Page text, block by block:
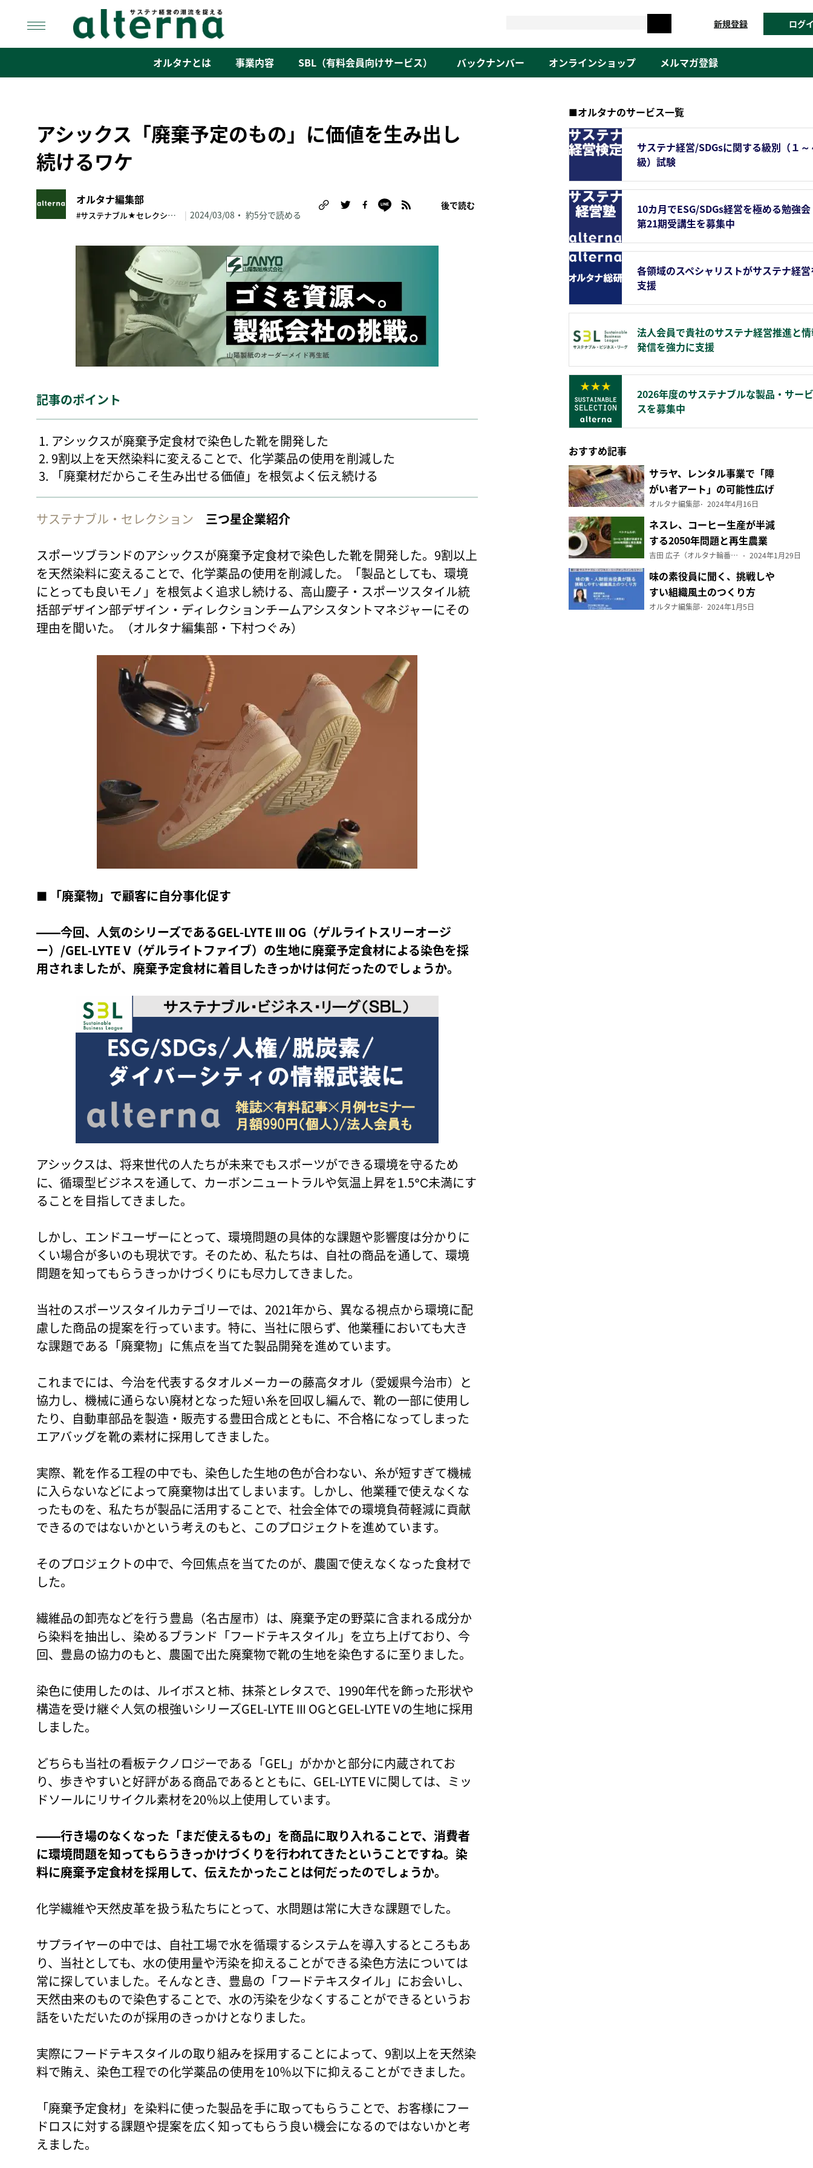
content
新規登録 ログ
オルタナとは 事業内容 SBL（有料会員向けサービス） バックナンバー オンラインショップ メルマガ登録
アシックス「廃棄予定のもの」に価値を生み出し
続けるワケ
オルタナ編集部
#サステナブル★セレクション | 2024/03/08 約5分で読める
後で読む
記事のポイント
アシックスが廃棄予定食材で染色した靴を開発した
9割以上を天然染料に変えることで、化学薬品の使用を削減した
「廃棄材だからこそ生み出せる価値」を根気よく伝え続ける
サステナブル・セレクション 三つ星企業紹介
スポーツブランドのアシックスが廃棄予定食材で染色した靴を開発した。9割以上
を天然染料に変えることで、化学薬品の使用を削減した。「製品としても、環境
にとっても良いモノ」を根気よく追求し続ける、高山慶子・スポーツスタイル統
括部デザイン部デザイン・ディレクションチームアシスタントマネジャーにその
理由を聞いた。（オルタナ編集部・下村つぐみ）
■ 「廃棄物」で顧客に自分事化促す
――今回、人気のシリーズであるGEL-LYTE Ⅲ OG（ゲルライトスリーオージ
ー）/GEL-LYTE V（ゲルライトファイブ）の生地に廃棄予定食材による染色を採
用されましたが、廃棄予定食材に着目したきっかけは何だったのでしょうか。
アシックスは、将来世代の人たちが未来でもスポーツができる環境を守るため
に、循環型ビジネスを通して、カーボンニュートラルや気温上昇を1.5℃未満にす
ることを目指してきました。
しかし、エンドユーザーにとって、環境問題の具体的な課題や影響度は分かりに
くい場合が多いのも現状です。そのため、私たちは、自社の商品を通して、環境
問題を知ってもらうきっかけづくりにも尽力してきました。
当社のスポーツスタイルカテゴリーでは、2021年から、異なる視点から環境に配
慮した商品の提案を行っています。特に、当社に限らず、他業種においても大き
な課題である「廃棄物」に焦点を当てた製品開発を進めています。
これまでには、今治を代表するタオルメーカーの藤高タオル（愛媛県今治市）と
協力し、機械に通らない廃材となった短い糸を回収し編んで、靴の一部に使用し
たり、自動車部品を製造・販売する豊田合成とともに、不合格になってしまった
エアバッグを靴の素材に採用してきました。
実際、靴を作る工程の中でも、染色した生地の色が合わない、糸が短すぎて機械
に入らないなどによって廃棄物は出てしまいます。しかし、他業種で使えなくな
ったものを、私たちが製品に活用することで、社会全体での環境負荷軽減に貢献
できるのではないかという考えのもと、このプロジェクトを進めています。
そのプロジェクトの中で、今回焦点を当てたのが、農園で使えなくなった食材で
した。
繊維品の卸売などを行う豊島（名古屋市）は、廃棄予定の野菜に含まれる成分か
ら染料を抽出し、染めるブランド「フードテキスタイル」を立ち上げており、今
回、豊島の協力のもと、農園で出た廃棄物で靴の生地を染色するに至りました。
染色に使用したのは、ルイボスと柿、抹茶とレタスで、1990年代を飾った形状や
構造を受け継ぐ人気の根強いシリーズGEL-LYTE Ⅲ OGとGEL-LYTE Vの生地に採用
しました。
どちらも当社の看板テクノロジーである「GEL」がかかと部分に内蔵されてお
り、歩きやすいと好評がある商品であるとともに、GEL-LYTE Vに関しては、ミッ
ドソールにリサイクル素材を20％以上使用しています。
――行き場のなくなった「まだ使えるもの」を商品に取り入れることで、消費者
に環境問題を知ってもらうきっかけづくりを行われてきたということですね。染
料に廃棄予定食材を採用して、伝えたかったことは何だったのでしょうか。
化学繊維や天然皮革を扱う私たちにとって、水問題は常に大きな課題でした。
サプライヤーの中では、自社工場で水を循環するシステムを導入するところもあ
り、当社としても、水の使用量や汚染を抑えることができる染色方法については
常に探していました。そんなとき、豊島の「フードテキスタイル」にお会いし、
天然由来のもので染色することで、水の汚染を少なくすることができるというお
話をいただいたのが採用のきっかけとなりました。
実際にフードテキスタイルの取り組みを採用することによって、9割以上を天然染
料で賄え、染色工程での化学薬品の使用を10％以下に抑えることができました。
「廃棄予定食材」を染料に使った製品を手に取ってもらうことで、お客様にフー
ドロスに対する課題や提案を広く知ってもらう良い機会になるのではないかと考
えました。
■オルタナのサービス一覧
サステナ経営/SDGsに関する級別（１～
級）試験
10カ月でESG/SDGs経営を極める勉強
第21期受講生を募集中
各領域のスペシャリストがサステナ経
支援
法人会員で貴社のサステナ経営推進と
発信を強力に支援
2026年度のサステナブルな製品・サービ
スを募集中
おすすめ記事
サラヤ、レンタル事業で「障
がい者アート」の可能性広げ
る
オルタナ編集部 2024年4月16日
ネスレ、コーヒー生産が半減
する2050年問題と再生農業
（前編）
吉田 広子（オルタナ輪番編集長） 2024年1月29日
味の素役員に聞く、挑戦しや
すい組織風土のつくり方
オルタナ編集部 2024年1月5日